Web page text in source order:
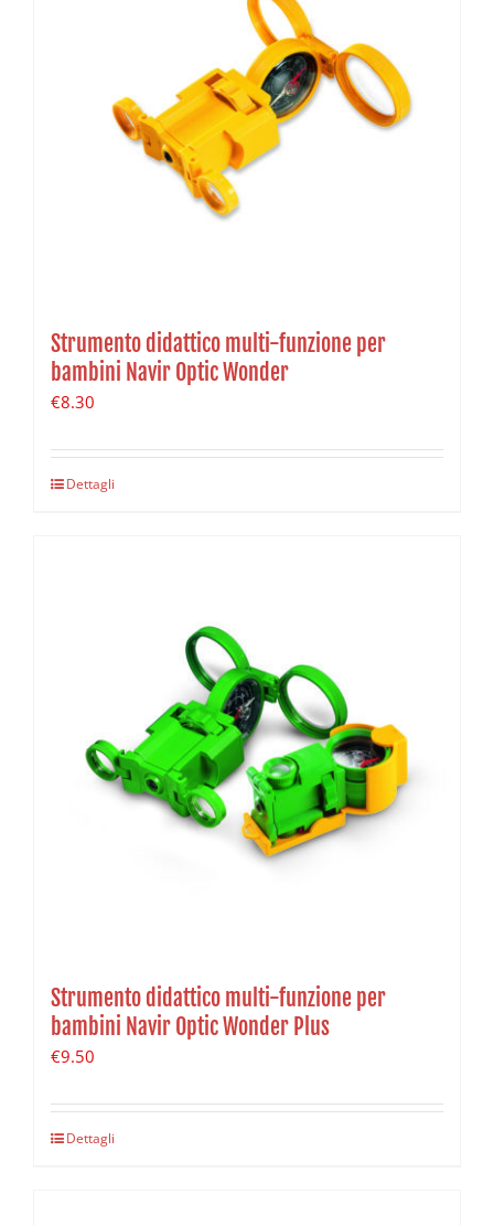
Strumento didattico multi-funzione per
bambini Navir Optic Wonder
€8.30
Dettagli
Strumento didattico multi-funzione per
bambini Navir Optic Wonder Plus
€9.50
Dettagli